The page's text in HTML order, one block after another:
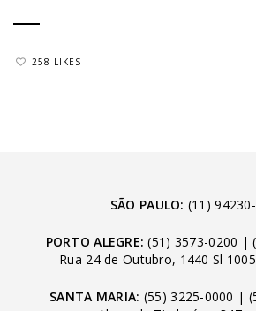
258 LIKES
SÃO PAULO: (11)
PORTO ALEGRE: (51) 3573-0200 |
Rua 24 de Outubro, 1440 Sl
SANTA MARIA: (55) 3225-0000 |